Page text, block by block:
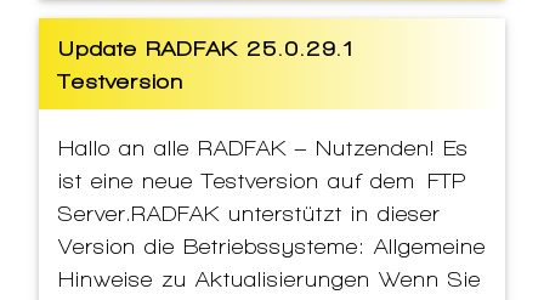
Update RADFAK 25.0.29.1
Testversion
Hallo an alle RADFAK – Nutzenden! Es
ist eine neue Testversion auf dem FTP
Server.RADFAK unterstützt in dieser
Version die Betriebssysteme: Allgemeine
Hinweise zu Aktualisierungen Wenn Sie